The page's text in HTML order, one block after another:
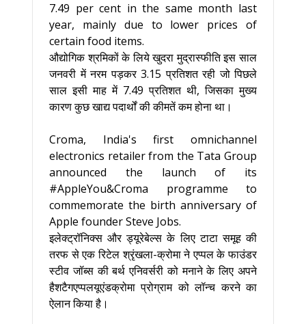
7.49 per cent in the same month last
year, mainly due to lower prices of
certain food items.
औद्योगिक श्रमिकों के लिये खुदरा मुद्रास्फीति इस साल
जनवरी में नरम पड़कर 3.15 प्रतिशत रही जो पिछले
साल इसी माह में 7.49 प्रतिशत थी, जिसका मुख्य
कारण कुछ खाद्य पदार्थों की कीमतें कम होना था।
Croma, India's first omnichannel
electronics retailer from the Tata Group
announced the launch of its
#AppleYou&Croma programme to
commemorate the birth anniversary of
Apple founder Steve Jobs.
इलेक्ट्रॉनिक्स और ड्यूरेबेल्स के लिए टाटा समूह की
तरफ से एक रिटेल श्रृंखला-क्रोमा ने एप्पल के फाउंडर
स्टीव जॉब्स की बर्थ एनिवर्सरी को मनाने के लिए अपने
हैशटैगएप्पलयूएंडक्रोमा प्रोग्राम को लॉन्च करने का
ऐलान किया है।